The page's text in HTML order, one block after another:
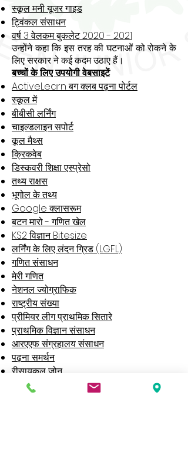
स्कूल मनी यूजर गाइड
ट्विंकल संसाधन
वर्ष 3 वेलकम बुकलेट 2020 - 2021
उन्होंने कहा कि इस तरह की घटनाओं को रोकने के
लिए सरकार ने कई कदम उठाए हैं।
बच्चों के लिए उपयोगी वेबसाइटें
ActiveLearn बग क्लब पढ़ना पोर्टल
स्कूल में
बीबीसी लर्निंग
चाइल्डलाइन सपोर्ट
कूल मैथ्स
क्रिकवेब
डिस्कवरी शिक्षा एस्प्रेसो
तथ्य राक्षस
भूगोल के तथ्य
Google क्लासरूम
बटन मारो - गणित खेल
KS2 विज्ञान Bitesize
लर्निंग के लिए लंदन ग्रिड (LGFL)
गणित संसाधन
मेरी गणित
नेशनल ज्योग्राफिक
राष्ट्रीय संख्या
प्रीमियर लीग प्राथमिक सितारे
प्राथमिक विज्ञान संसाधन
आरएएफ संग्रहालय संसाधन
पढ़ना समर्थन
रीसायकल ज़ोन
विज्ञान के बच्चे